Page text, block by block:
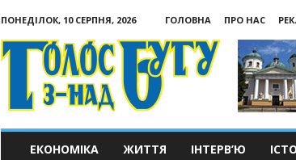
ПОНЕДІЛОК, 10 СЕРПНЯ, 2026 ГОЛОВНА ПРО НАС
Голос
з-
ЕКОНОМІКА ЖИТТЯ ІНТЕРВ’Ю